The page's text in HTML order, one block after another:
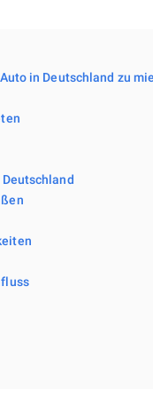
in Deutschland zu